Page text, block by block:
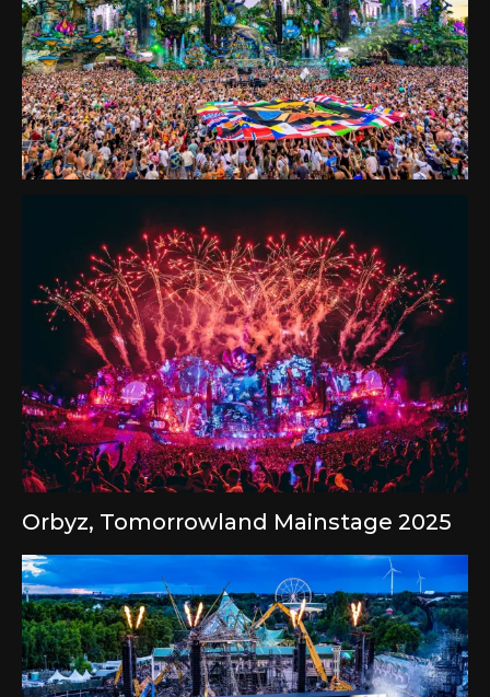
Orbyz, Tomorrowland Mainstage 2025